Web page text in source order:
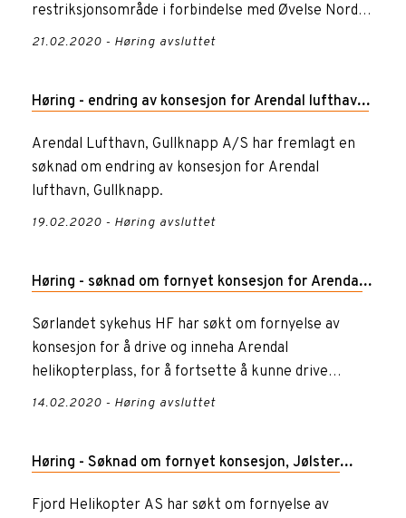
restriksjonsområde i forbindelse med Øvelse Nord
2020. Luftfartstilsynet ha...
21.02.2020 - Høring avsluttet
Høring - endring av konsesjon for Arendal lufthavn,
Gullknapp
Arendal Lufthavn, Gullknapp A/S har fremlagt en
søknad om endring av konsesjon for Arendal
lufthavn, Gullknapp.
19.02.2020 - Høring avsluttet
Høring - søknad om fornyet konsesjon for Arendal
helikopterplass, Sørlandet sykehus HF
Sørlandet sykehus HF har søkt om fornyelse av
konsesjon for å drive og inneha Arendal
helikopterplass, for å fortsette å kunne drive
luftambulansetjeneste ved Sør...
14.02.2020 - Høring avsluttet
Høring - Søknad om fornyet konsesjon, Jølster
helikopterplass, Klakegg
Fjord Helikopter AS har søkt om fornyelse av